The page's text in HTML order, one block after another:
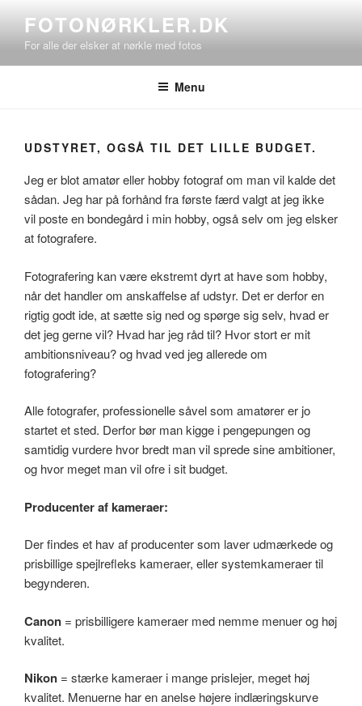
indhold
FOTONØRKLER.DK
For alle der elsker at nørkle med fotos
Menu
UDSTYRET, OGSÅ TIL DET LILLE BUDGET.
Jeg er blot amatør eller hobby fotograf om man vil kalde det
sådan. Jeg har på forhånd fra første færd valgt at jeg ikke
vil poste en bondegård i min hobby, også selv om jeg elsker
at fotografere.
Fotografering kan være ekstremt dyrt at have som hobby,
når det handler om anskaffelse af udstyr. Det er derfor en
rigtig godt ide, at sætte sig ned og spørge sig selv, hvad er
det jeg gerne vil? Hvad har jeg råd til? Hvor stort er mit
ambitionsniveau? og hvad ved jeg allerede om
fotografering?
Alle fotografer, professionelle såvel som amatører er jo
startet et sted. Derfor bør man kigge i pengepungen og
samtidig vurdere hvor bredt man vil sprede sine ambitioner,
og hvor meget man vil ofre i sit budget.
Producenter af kameraer:
Der findes et hav af producenter som laver udmærkede og
prisbillige spejlrefleks kameraer, eller systemkameraer til
begynderen.
Canon = prisbilligere kameraer med nemme menuer og høj
kvalitet.
Nikon = stærke kameraer i mange prislejer, meget høj
kvalitet. Menuerne har en anelse højere indlæringskurve